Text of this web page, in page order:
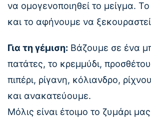
να ομογενοποιηθεί το μείγμα.
και το αφήνουμε να
Για τη γέμιση: Βάζουμε σε ένα
πατάτες, το κρεμμύδι,
πιπέρι, ρίγανη, κόλιανδρο,
και ανακατεύουμε.
Μόλις είναι έτοιμο το ζυμάρι